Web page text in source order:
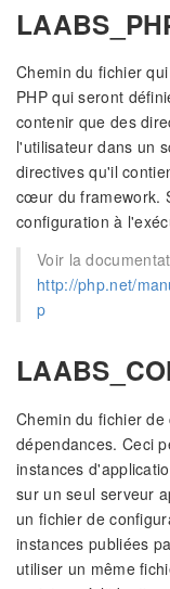
Chemin du fichier
PHP qui seront
contenir que des
l'utilisateur dans un
directives qu'il
cœur du framework.
configuration à
Voir la
http://php.net/
p
Chemin du fichier
dépendances. Ceci
instances
sur un seul serveur
un fichier de
instances publiées
utiliser un même